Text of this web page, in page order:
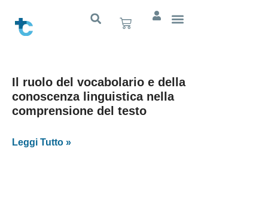
Il ruolo del vocabolario e della
conoscenza linguistica nella
comprensione del testo
Leggi Tutto »